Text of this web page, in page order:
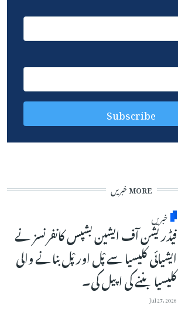
MORE خبریں
خبریں
فیڈریشن آف ایشین بشپس کانفرنسز نے
ایشیائی کلیسیا سے پْل اور پْل بنانے والی
کلیسیا بننے کی اپیل کی۔
Jul 27, 2026